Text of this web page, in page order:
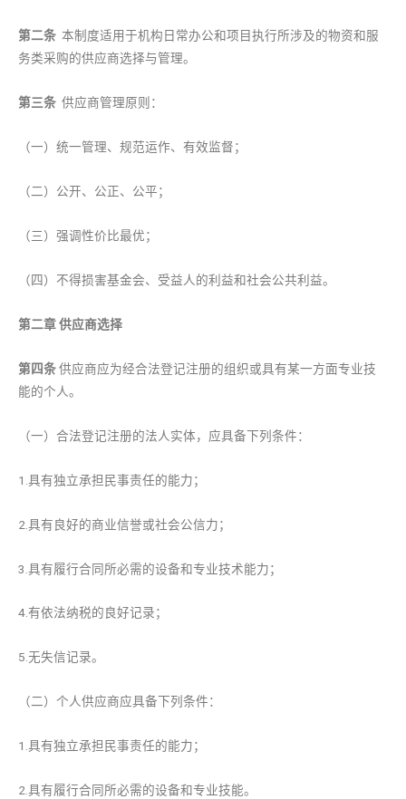
第二条 本制度适用于机构日常办公和项目执行所涉及的物资和服
务类采购的供应商选择与管理。
第三条 供应商管理原则：
（一）统一管理、规范运作、有效监督；
（二）公开、公正、公平；
（三）强调性价比最优；
（四）不得损害基金会、受益人的利益和社会公共利益。
第二章 供应商选择
第四条供应商应为经合法登记注册的组织或具有某一方面专业技
能的个人。
（一）合法登记注册的法人实体，应具备下列条件：
1.具有独立承担民事责任的能力；
2.具有良好的商业信誉或社会公信力；
3.具有履行合同所必需的设备和专业技术能力；
4.有依法纳税的良好记录；
5.无失信记录。
（二）个人供应商应具备下列条件：
1.具有独立承担民事责任的能力；
2.具有履行合同所必需的设备和专业技能。